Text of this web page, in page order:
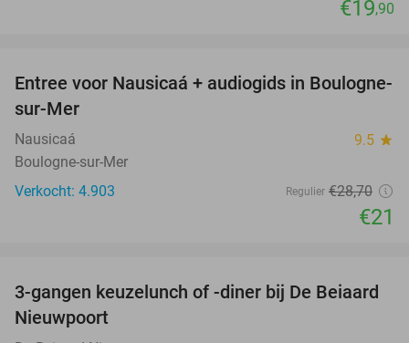
€19,90
27%
Entree voor Nausicaá + audiogids in Boulogne-
sur-Mer
Nausicaá 9.5 star
Boulogne-sur-Mer
Verkocht: 4.903
Regulier €28,70
€21
44%
3-gangen keuzelunch of -diner bij De Beiaard
Nieuwpoort